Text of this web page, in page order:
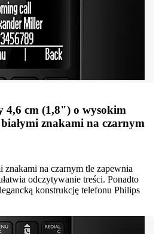
4,6 cm (1,8") o wysokim
znakami na czarnym
na czarnym tle zapewnia
odczytywanie treści. Ponadto
konstrukcję telefonu Philips